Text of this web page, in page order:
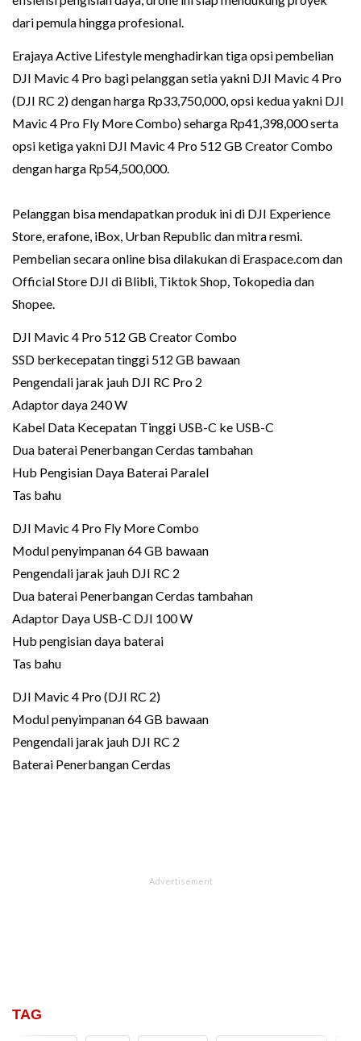
dari pemula hingga profesional.
Erajaya Active Lifestyle menghadirkan tiga opsi pembelian
DJI Mavic 4 Pro bagi pelanggan setia yakni DJI Mavic 4 Pro
(DJI RC 2) dengan harga Rp33,750,000, opsi kedua yakni DJI
Mavic 4 Pro Fly More Combo) seharga Rp41,398,000 serta
opsi ketiga yakni DJI Mavic 4 Pro 512 GB Creator Combo
dengan harga Rp54,500,000.
Pelanggan bisa mendapatkan produk ini di DJI Experience
Store, erafone, iBox, Urban Republic dan mitra resmi.
Pembelian secara online bisa dilakukan di Eraspace.com dan
Official Store DJI di Blibli, Tiktok Shop, Tokopedia dan
Shopee.
DJI Mavic 4 Pro 512 GB Creator Combo
SSD berkecepatan tinggi 512 GB bawaan
Pengendali jarak jauh DJI RC Pro 2
Adaptor daya 240 W
Kabel Data Kecepatan Tinggi USB-C ke USB-C
Dua baterai Penerbangan Cerdas tambahan
Hub Pengisian Daya Baterai Paralel
Tas bahu
DJI Mavic 4 Pro Fly More Combo
Modul penyimpanan 64 GB bawaan
Pengendali jarak jauh DJI RC 2
Dua baterai Penerbangan Cerdas tambahan
Adaptor Daya USB-C DJI 100 W
Hub pengisian daya baterai
Tas bahu
DJI Mavic 4 Pro (DJI RC 2)
Modul penyimpanan 64 GB bawaan
Pengendali jarak jauh DJI RC 2
Baterai Penerbangan Cerdas
TAG